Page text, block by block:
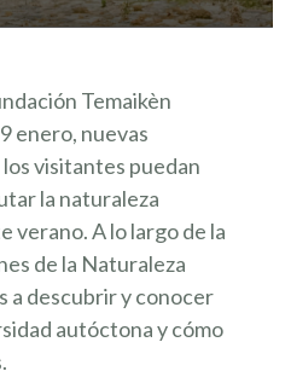
Temaikèn
enero, nuevas
visitantes puedan
la naturaleza
verano. A lo largo de la
de la Naturaleza
a descubrir y conocer
autóctona y cómo